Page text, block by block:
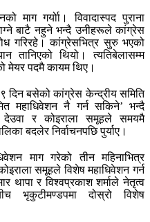
माग गर्योा। विवादास्पद पुराना
बाटै नहुने भन्दै उनीहरूले कांग्रेस
गरिरहे। कांग्रेसभित्र सुरु भएको
तानिएको थियो। त्यतिबेलासम्म
मेयर पदमै कायम थिए।
दिन बसेको कांग्रेस केन्द्रीय समिति
महाधिवेशन नै गर्न सकिने’ भन्दै
देउवा र कोइराला समूहले समयमै
बदलेर निर्वाचनपछि पुर्याए।
माग गरेको तीन महिनाभित्र
समूहले विशेष महाधिवेशन गर्न
थापा र विश्वप्रकाश शर्माले नेतृत्व
भृकुटीमण्डपमा दोस्रो विशेष